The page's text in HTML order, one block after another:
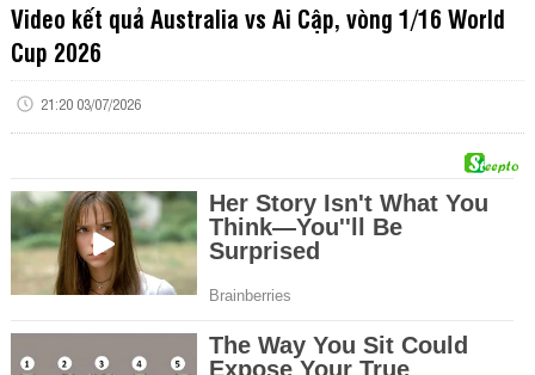
Video kết quả Australia vs Ai Cập, vòng 1/16 World
Cup 2026
21:20 03/07/2026